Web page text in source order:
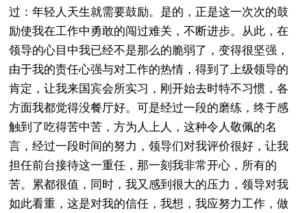
过：年轻人天生就需要鼓励。是的，正是这一次次的鼓
励使我在工作中勇敢的闯过难关，不断进步。从此，在
领导的心目中我已经不是那么的脆弱了，变得很坚强，
由于我的责任心强与对工作的热情，得到了上级领导的
肯定，让我来国宾会所实习，刚开始去时特不习惯，各
方面我都觉得没餐厅好。可是经过一段的磨练，终于感
触到了吃得苦中苦，方为人上人，这种令人敬佩的名
言，经过一段时间的努力，领导们对我评价很好，让我
担任前台接待这一重任，那一刻我非常开心，所有的
苦。累都很值，同时，我又感到很大的压力，领导对我
如此看重，这是对我的信任，我想，我应努力工作，做